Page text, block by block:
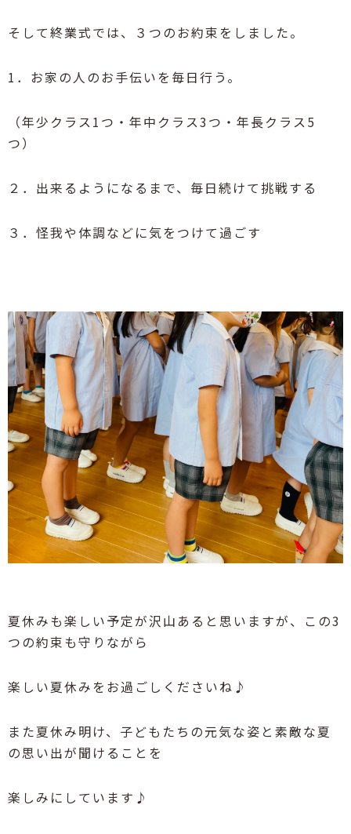
そして終業式では、３つのお約束をしました。
1．お家の人のお手伝いを毎日行う。
（年少クラス1つ・年中クラス3つ・年長クラス5
つ）
２．出来るようになるまで、毎日続けて挑戦する
３．怪我や体調などに気をつけて過ごす
夏休みも楽しい予定が沢山あると思いますが、この3
つの約束も守りながら
楽しい夏休みをお過ごしくださいね♪
また夏休み明け、子どもたちの元気な姿と素敵な夏
の思い出が聞けることを
楽しみにしています♪